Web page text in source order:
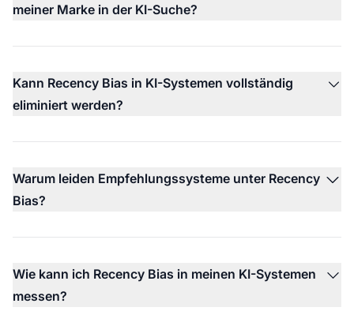
meiner Marke in der KI-Suche?
Kann Recency Bias in KI-Systemen vollständig
eliminiert werden?
Warum leiden Empfehlungssysteme unter Recency
Bias?
Wie kann ich Recency Bias in meinen KI-Systemen
messen?